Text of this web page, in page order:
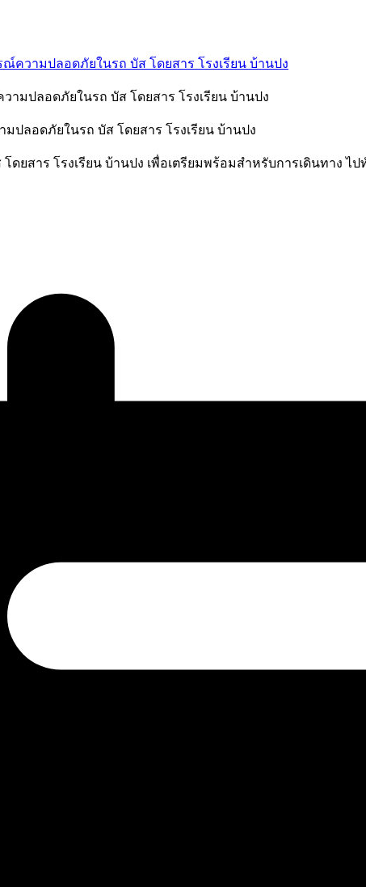
ความปลอดภัยในรถ บัส โดยสาร โรงเรียน บ้านปง
ปลอดภัยในรถ บัส โดยสาร โรงเรียน บ้านปง
ยสาร โรงเรียน บ้านปง เพื่อเตรียมพร้อมสำหรับการเดินทาง ไ